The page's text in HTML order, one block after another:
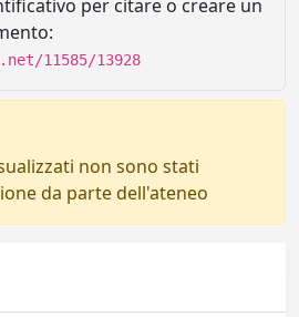
per citare o creare un
11585/13928
non sono stati
da parte dell'ateneo